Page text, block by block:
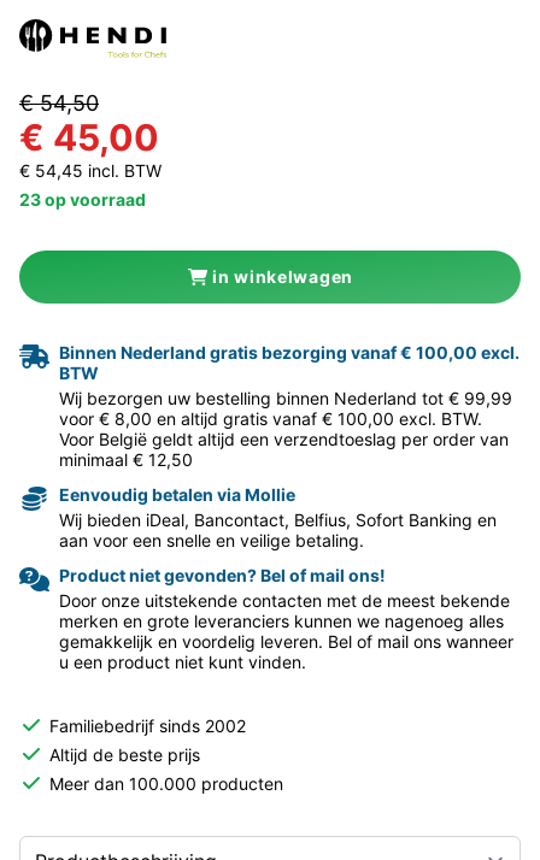
€ 54,50
€ 45,00
€ 54,45 incl. BTW
23 op voorraad
in winkelwagen
Binnen Nederland gratis bezorging vanaf € 100,00 excl.
BTW
Wij bezorgen uw bestelling binnen Nederland tot € 99,99
voor € 8,00 en altijd gratis vanaf € 100,00 excl. BTW.
Voor België geldt altijd een verzendtoeslag per order van
minimaal € 12,50
Eenvoudig betalen via Mollie
Wij bieden iDeal, Bancontact, Belfius, Sofort Banking en
aan voor een snelle en veilige betaling.
Product niet gevonden? Bel of mail ons!
Door onze uitstekende contacten met de meest bekende
merken en grote leveranciers kunnen we nagenoeg alles
gemakkelijk en voordelig leveren. Bel of mail ons wanneer
u een product niet kunt vinden.
Familiebedrijf sinds 2002
Altijd de beste prijs
Meer dan 100.000 producten